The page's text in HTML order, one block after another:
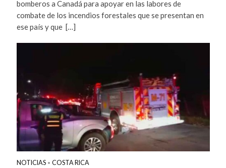
bomberos a Canadá para apoyar en las labores de
combate de los incendios forestales que se presentan en
ese país y que […]
NOTICIAS • COSTA RICA